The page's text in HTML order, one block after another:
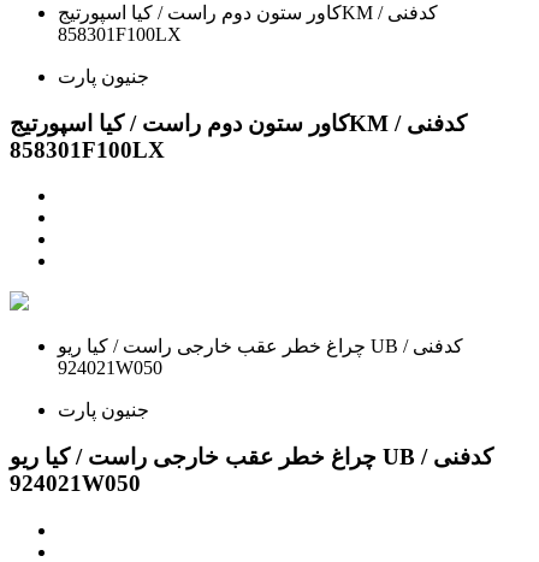
کاور ستون دوم راست / کیا اسپورتیجKM / کدفنی
858301F100LX
جنیون پارت
کاور ستون دوم راست / کیا اسپورتیجKM / کدفنی
858301F100LX
چراغ خطر عقب خارجی راست / کیا ریو UB / کدفنی
924021W050
جنیون پارت
چراغ خطر عقب خارجی راست / کیا ریو UB / کدفنی
924021W050